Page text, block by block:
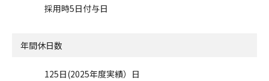
採用時5日付与日
年間休日数
125日(2025年度実績）日